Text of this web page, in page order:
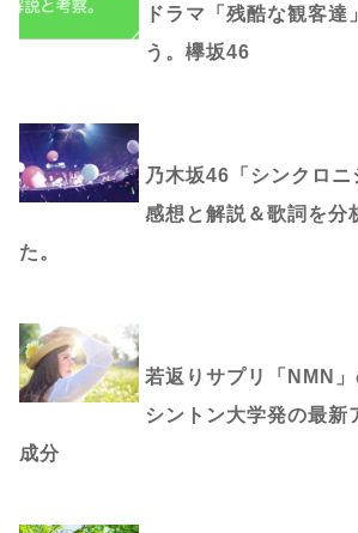
ドラマ「残酷な観客達
う。欅坂46
乃木坂46「シンクロニ
感想と解説＆歌詞を分
た。
若返りサプリ「NMN
シントン大学発の最新
成分